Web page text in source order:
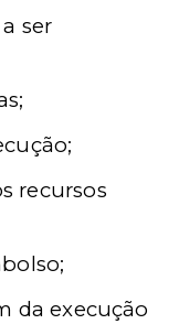
ser
recursos
da execução